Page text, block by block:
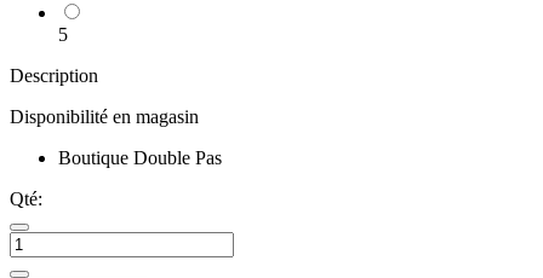
5
Description
Disponibilité en magasin
Boutique Double Pas
Qté: